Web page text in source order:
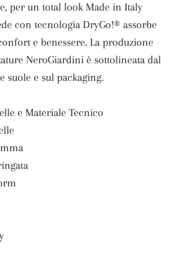
per un total look Made in Italy
con tecnologia DryGo!® assorbe
e benessere. La produzione
NeroGiardini è sottolineata dal
suole e sul packaging.
e Materiale Tecnico